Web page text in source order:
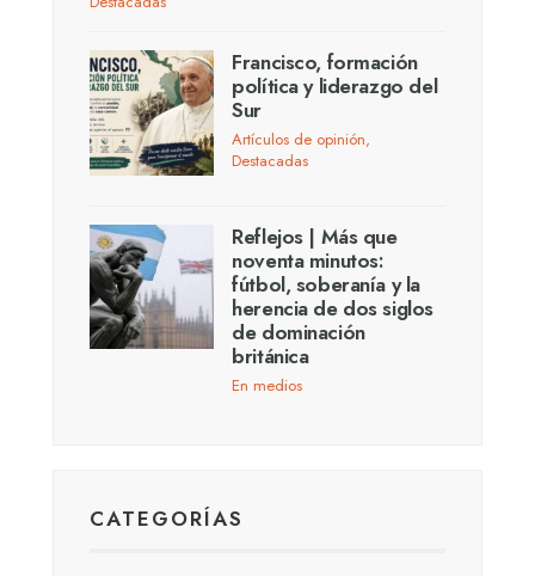
Francisco, formación
política y liderazgo del
Sur
Artículos de opinión,
Destacadas
Reflejos | Más que
noventa minutos:
fútbol, soberanía y la
herencia de dos siglos
de dominación
británica
En medios
CATEGORÍAS